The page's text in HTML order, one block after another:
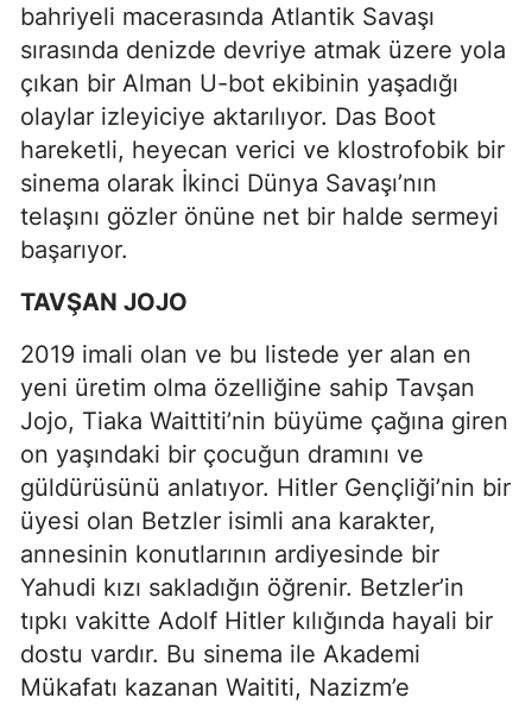
bahriyeli macerasında Atlantik Savaşı
sırasında denizde devriye atmak üzere yola
çıkan bir Alman U-bot ekibinin yaşadığı
olaylar izleyiciye aktarılıyor. Das Boot
hareketli, heyecan verici ve klostrofobik bir
sinema olarak İkinci Dünya Savaşı’nın
telaşını gözler önüne net bir halde sermeyi
başarıyor.
TAVŞAN JOJO
2019 imali olan ve bu listede yer alan en
yeni üretim olma özelliğine sahip Tavşan
Jojo, Tiaka Waittiti’nin büyüme çağına giren
on yaşındaki bir çocuğun dramını ve
güldürüsünü anlatıyor. Hitler Gençliği’nin bir
üyesi olan Betzler isimli ana karakter,
annesinin konutlarının ardiyesinde bir
Yahudi kızı sakladığın öğrenir. Betzler’in
tıpkı vakitte Adolf Hitler kılığında hayali bir
dostu vardır. Bu sinema ile Akademi
Mükafatı kazanan Waititi, Nazizm’e